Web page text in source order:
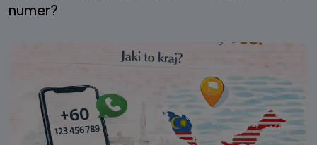
numer?